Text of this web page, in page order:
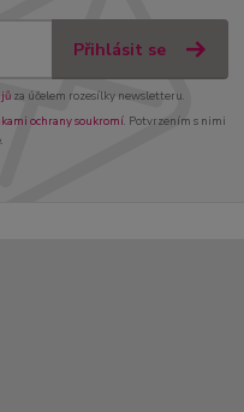
Přihlásit se
za účelem rozesílky newsletteru.
ochrany soukromí. Potvrzením s nimi